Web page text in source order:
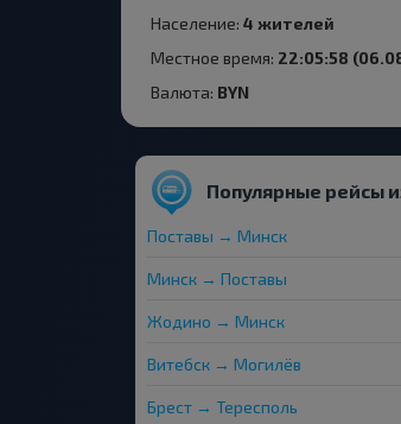
Население: 4 жителей
Местное время: 22:05:58
Валюта: BYN
Популярные рейсы
Поставы → Минск
Минск → Поставы
Жодино → Минск
Витебск → Могилёв
Брест → Тересполь